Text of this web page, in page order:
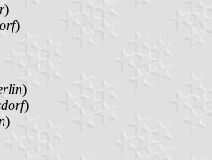
)
)
)
)
)